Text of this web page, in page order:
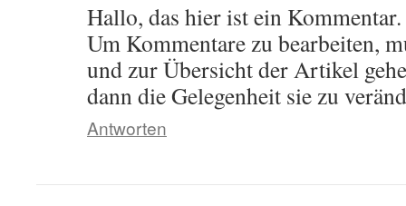
Hallo, das hier ist ein Kommentar.
Um Kommentare zu bearbeiten,
und zur Übersicht der Artikel
dann die Gelegenheit sie zu
Antworten